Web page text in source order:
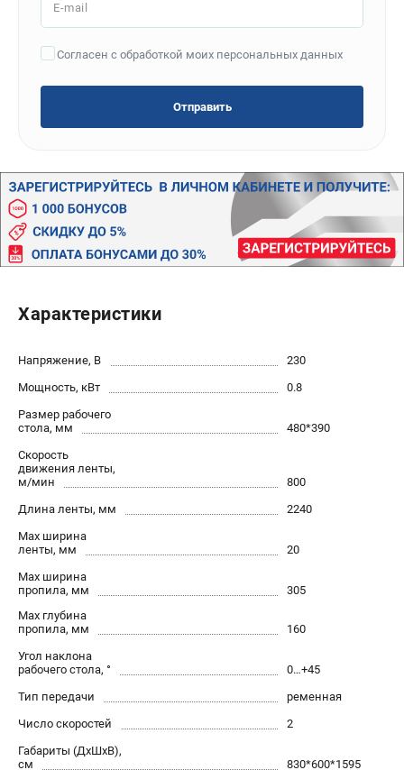
Циркулярные станки
Шлифовальные станки
ДОПОЛНИТЕЛЬНОЕ ОБОРУДОВАНИЕ
Патроны и переходники
Подставки для станков
Полотна пильные по дереву
Прижимные устройства
Токарные "ДОПЫ"
Все о влажности древесины
ТЕЛЕФОН (САНКТ-ПЕТЕРБУРГ)
Информация размещённая на сайте не является публичной
Режим работы колл-центра:
E-mail
Согласен с обработкой моих персональных данных
Отправить
Характеристики
Напряжение, В
230
Мощность, кВт
0.8
Размер рабочего
стола, мм
480*390
Скорость
движения ленты,
м/мин
800
Длина ленты, мм
2240
Max ширина
ленты, мм
20
Max ширина
пропила, мм
305
Max глубина
пропила, мм
160
Угол наклона
рабочего стола, °
0…+45
Тип передачи
ременная
Число скоростей
2
Габариты (ДхШхВ),
см
830*600*1595